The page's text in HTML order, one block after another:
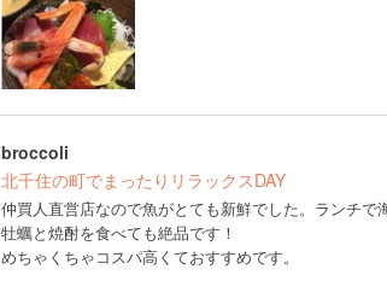
broccoli
北千住の町でまったりリラックスDAY
仲買人直営店なので魚がとても新鮮でした。ランチ
牡蠣と焼酎を食べても絶品です！
めちゃくちゃコスパ高くておすすめです。